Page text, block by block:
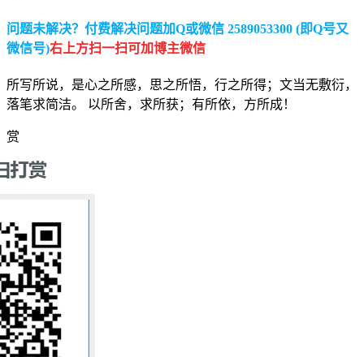
问题未解决？付费解决问题加Q或微信 2589053300 (即Q号又
微信号)右上方扫一扫可加博主微信
所写所说，是心之所感，思之所悟，行之所得；文当无敷衍，
落笔求简洁。 以所舍，求所获；有所依，方所成！
赏